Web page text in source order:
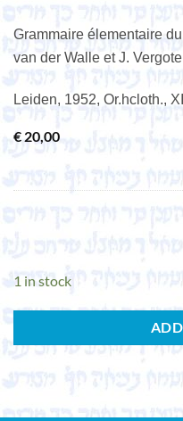
Grammaire élementaire
van der Walle et J.
Leiden, 1952, Or.hcloth.,
€ 20,00
1 in stock